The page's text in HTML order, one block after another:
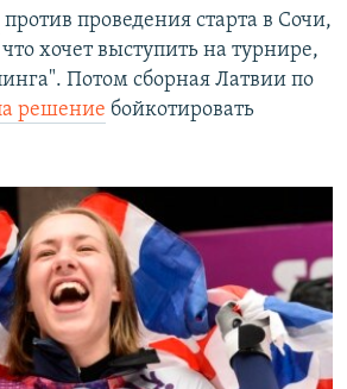
против проведения старта в Сочи,
хочет выступить на турнире,
Потом сборная Латвии по
решение бойкотировать